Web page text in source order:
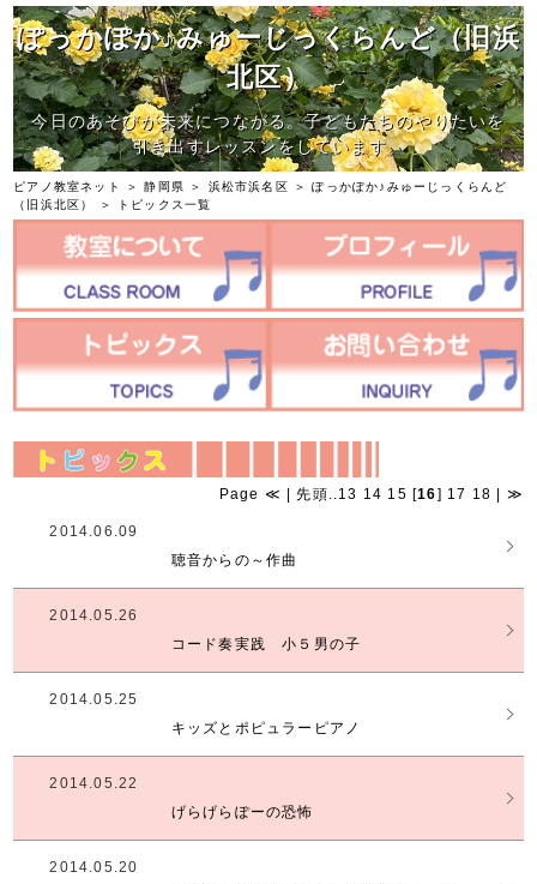
ぽっかぽか♪みゅーじっくらんど（旧浜
北区）
今日のあそびが未来につながる。子どもたちのやりたいを
引き出すレッスンをしています。
ピアノ教室ネット ＞静岡県 ＞ 浜松市浜名区 ＞ぽっかぽか♪みゅーじっくらんど
（旧浜北区）
＞ トピックス一覧
Page ≪ | 先頭 13 14 15 [16] 17 18 | ≫
2014.06.09
聴音からの～作曲
2014.05.26
コード奏実践 小５男の子
2014.05.25
キッズとポピュラーピアノ
2014.05.22
げらげらぽーの恐怖
2014.05.20